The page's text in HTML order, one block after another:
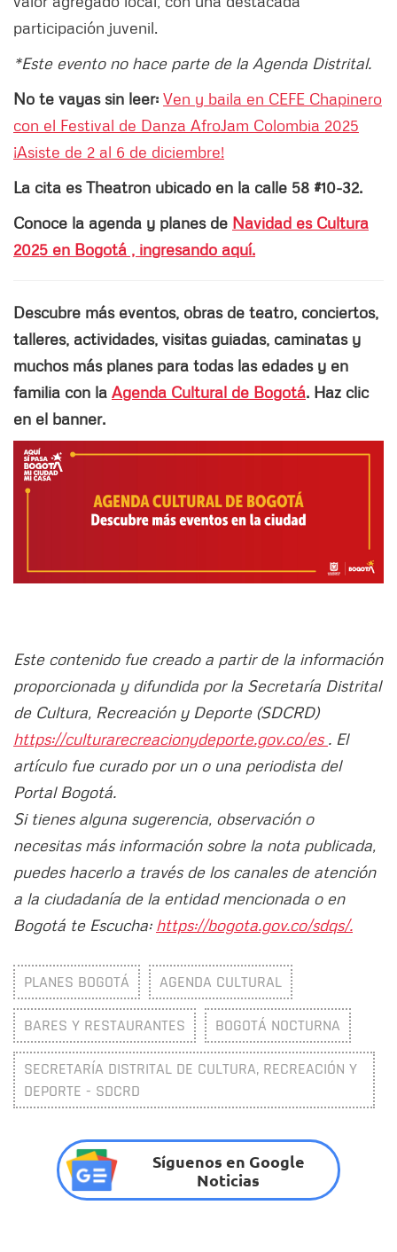
participación juvenil.
*Este evento no hace parte de la Agenda Distrital.
No te vayas sin leer: Ven y baila en CEFE Chapinero
con el Festival de Danza AfroJam Colombia 2025
¡Asiste de 2 al 6 de diciembre!
La cita es Theatron ubicado en la calle 58 #10-32.
Conoce la agenda y planes de Navidad es Cultura
2025 en Bogotá , ingresando aquí.
Descubre más eventos, obras de teatro, conciertos,
talleres, actividades, visitas guiadas, caminatas y
muchos más planes para todas las edades y en
familia con la Agenda Cultural de Bogotá. Haz clic
en el banner.
Este contenido fue creado a partir de la información
proporcionada y difundida por la Secretaría Distrital
de Cultura, Recreación y Deporte (SDCRD)
https://culturarecreacionydeporte.gov.co/es . El
artículo fue curado por un o una periodista del
Portal Bogotá.
Si tienes alguna sugerencia, observación o
necesitas más información sobre la nota publicada,
puedes hacerlo a través de los canales de atención
a la ciudadanía de la entidad mencionada o en
Bogotá te Escucha: https://bogota.gov.co/sdqs/.
PLANES BOGOTÁ AGENDA CULTURAL
BARES Y RESTAURANTES BOGOTÁ NOCTURNA
SECRETARÍA DISTRITAL DE CULTURA, RECREACIÓN Y
DEPORTE - SDCRD
Síguenos en Google
Noticias